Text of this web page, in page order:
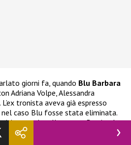
giorni fa, quando Blu Barbara
Adriana Volpe, Alessandra
tronista aveva già espresso
nel caso Blu fosse stata eliminata.
anche alla stessa Prezia, che
di impedirgli di compiere scelte
pentirsi.